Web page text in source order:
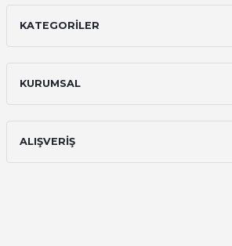
İlk defa alışveriş yaptım ve gayet
KATEGORİLER
KURUMSAL
ALIŞVERİŞ